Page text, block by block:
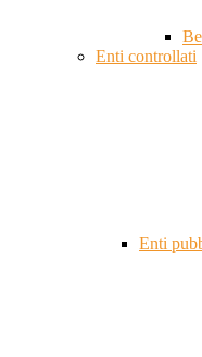
Enti controllati
Enti